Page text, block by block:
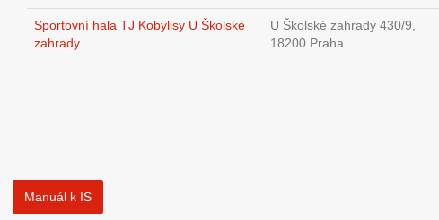
Sportovní hala TJ Kobylisy U Školské
zahrady
U Školské zahrady 430/9,
18200 Praha
Manuál k IS